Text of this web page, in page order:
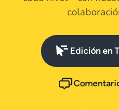
Edición en